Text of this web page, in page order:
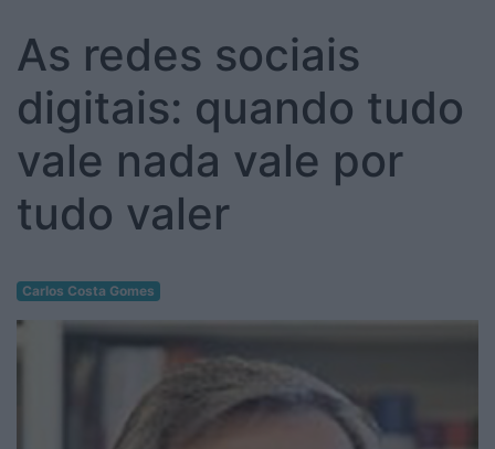
As redes sociais
digitais: quando tudo
vale nada vale por
tudo valer
Carlos Costa Gomes